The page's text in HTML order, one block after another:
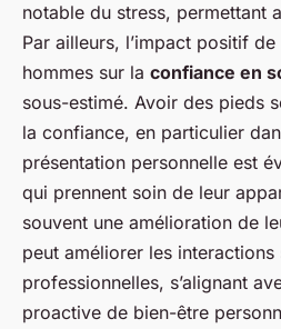
notable du stress, permettant
Par ailleurs, l’impact positif
hommes sur la confiance en
sous-estimé. Avoir des pieds
la confiance, en particulier
présentation personnelle est
qui prennent soin de leur
souvent une amélioration de
peut améliorer les interactions
professionnelles, s’alignant
proactive de bien-être